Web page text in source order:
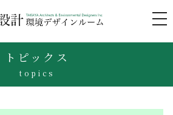
トピックス
topics